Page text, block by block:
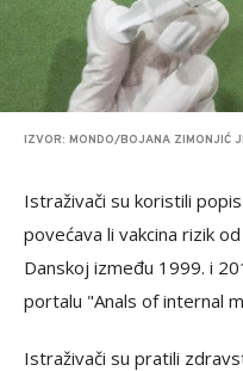
IZVOR: MONDO/BOJANA ZIMONJIĆ
Istraživači su koristili
povećava li vakcina rizik
Danskoj između 1999. i
portalu "Anals of internal
Istraživači su pratili